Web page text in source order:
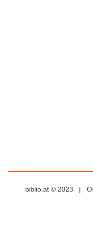
biblio.at © 2023 |